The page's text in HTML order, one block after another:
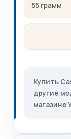
55 грамм
Купить
другие
магазине